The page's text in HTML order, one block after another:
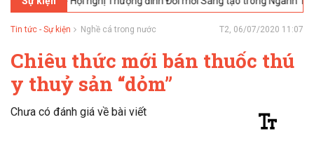
Tin tức - Sự kiện Nghề cá trong nước T2, 06/07/2020 11:07
Chiêu thức mới bán thuốc thú
y thuỷ sản “dỏm”
Chưa có đánh giá về bài viết